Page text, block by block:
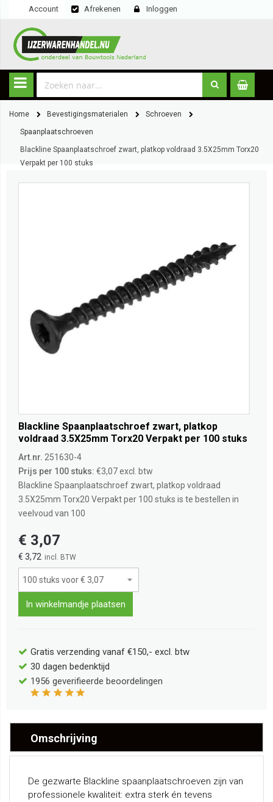
Account Afrekenen Inloggen
Home Bevestigingsmaterialen Schroeven
Spaanplaatschroeven
Blackline Spaanplaatschroef zwart, platkop voldraad 3.5X25mm Torx20
Verpakt per 100 stuks
Blackline Spaanplaatschroef zwart, platkop
voldraad 3.5X25mm Torx20 Verpakt per 100 stuks
Art.nr. 251630-4
Prijs per 100 stuks: €3,07 excl. btw
Blackline Spaanplaatschroef zwart, platkop voldraad
3.5X25mm Torx20 Verpakt per 100 stuks is te bestellen in
veelvoud van 100
€ 3,72
€ 3,07
In winkelmandje plaatsen
Gratis verzending vanaf €150,- excl. btw
30 dagen bedenktijd
1956 geverifieerde beoordelingen
Omschrijving
De gezwarte Blackline spaanplaatschroeven zijn van
professionele kwaliteit: extra sterk én tevens